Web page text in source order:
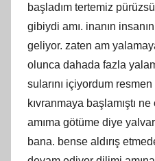
başladım tertemiz
gibiydi amı. inanın
geliyor. zaten am
olunca dahada fazla
sularını içiyordum resmen
kıvranmaya başlamıştı
amıma götüme diye
bana. bense aldırış